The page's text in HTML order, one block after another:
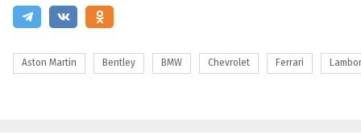
Aston Martin Bentley BMW Chevrolet Ferrari